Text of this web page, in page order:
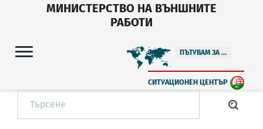
МИНИСТЕРСТВО НА ВЪНШНИТЕ
РАБОТИ
ПЪТУВАМ ЗА ...
СИТУАЦИОНЕН ЦЕНТЪР